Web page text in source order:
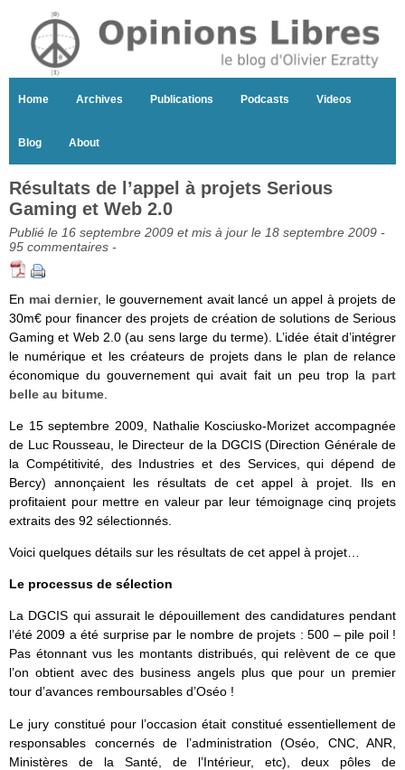
Home Archives Publications Podcasts Videos
Blog About
Résultats de l’appel à projets Serious
Gaming et Web 2.0
Publié le 16 septembre 2009 et mis à jour le 18 septembre 2009 -
95 commentaires -
En mai dernier, le gouvernement avait lancé un appel à projets de
30m€ pour financer des projets de création de solutions de Serious
Gaming et Web 2.0 (au sens large du terme). L’idée était d’intégrer
le numérique et les créateurs de projets dans le plan de relance
économique du gouvernement qui avait fait un peu trop la part
belle au bitume
Le 15 septembre 2009, Nathalie Kosciusko-Morizet accompagnée
de Luc Rousseau, le Directeur de la DGCIS (Direction Générale de
la Compétitivité, des Industries et des Services, qui dépend de
Bercy) annonçaient les résultats de cet appel à projet. Ils en
profitaient pour mettre en valeur par leur témoignage cinq projets
extraits des 92 sélectionnés.
Voici quelques détails sur les résultats de cet appel à projet…
Le processus de sélection
La DGCIS qui assurait le dépouillement des candidatures pendant
l’été 2009 a été surprise par le nombre de projets : 500 – pile poil !
Pas étonnant vus les montants distribués, qui relèvent de ce que
l’on obtient avec des business angels plus que pour un premier
tour d’avances remboursables d’Oséo !
Le jury constitué pour l’occasion était constitué essentiellement de
responsables concernés de l’administration (Oséo, CNC, ANR,
Ministères de la Santé, de l’Intérieur, etc), deux pôles de